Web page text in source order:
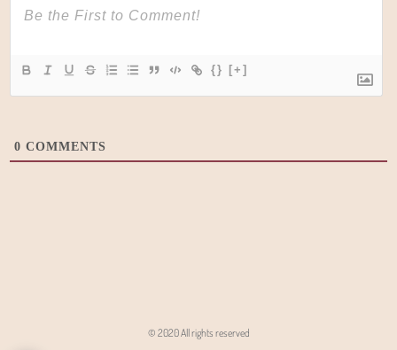
{} [+]
0 COMMENTS
© 2020 All rights reserved